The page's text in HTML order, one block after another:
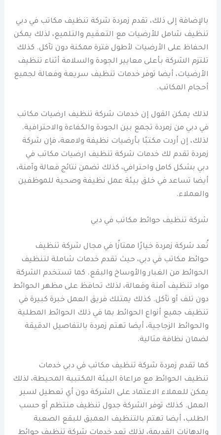
بالإضافة إلى ذلك، تقدم زمردة شركة تنظيف مكاتب في دبي
تنظيف شامل للأرضيات مع التعقيم والتلميع، لذلك يمكن
الحفاظ على الأرضيات لأطول فترة ممكنة دون تآكل. كذلك
تلتزم الشركة بأعلى معايير الجودة والسلامة أثناء تنظيف
الأرضيات، أيضا توفر خدمات تنظيف سريعة وفعالة لجميع
أحجام المكاتب.
لذلك يمكن القول إن خدمات شركة تنظيف ارضيات مكاتب
في دبي من زمردة تجمع بين الجودة والكفاءة والاحترافية.
لذلك، إن أردت مكتبًا بأرضيات نظيفة ولامعة، فإن شركة
زمردة تقدم لك خدمات شركة تنظيف ارضيات مكاتب في
دبي بشكل كامل واحترافي، كذلك تضمن نتائج فعالة وآمنة،
أيضا تساعد في خلق بيئة عمل نظيفة وصحية للموظفين
والعملاء.
شركة تنظيف حوائط مكاتب في دبي
تُعد شركة زمردة خيارًا ممتازًا في مجال شركة تنظيف
حوائط مكاتب في دبي، حيث تقدم خدمات شاملة لتنظيف
الحوائط من الغبار والأوساخ والبقع. كما تستخدم الشركة
مواد تنظيف آمنة وفعالة، لذلك تحافظ على مظهر الحوائط
دون تلف أو تآكل. كذلك يمتلك فريق العمل خبرة كبيرة في
تنظيف جميع أنواع الحوائط بما في ذلك الحوائط المطلية
والحوائط الزجاجية، أيضا تهتم زمردة بالتفاصيل الدقيقة
لضمان نظافة مثالية.
كما تقدم زمردة شركة تنظيف مكاتب في دبي خدمات
تنظيف الحوائط مع مراعاة البيئة المكتبية المحيطة، لذلك
يمكن للعملاء الاعتماد على الشركة دون أي تعطيل لسير
العمل. كذلك توفر الشركة جدول تنظيف منتظم أو حسب
الطلب، أيضا تهتم بالتنظيف العميق للبقع الصعبة
والدهانات القديمة، لذلك تعد خدمات شركة تنظيف حوائط